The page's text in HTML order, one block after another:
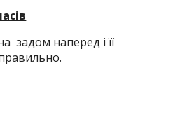
задом наперед і її